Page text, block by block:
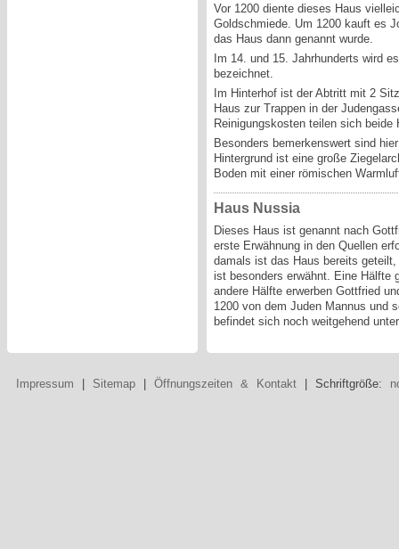
Vor 1200 diente dieses Haus
Goldschmiede. Um 1200 kauft es
das Haus dann genannt wurde.
Im 14. und 15. Jahrhunderts wird
bezeichnet.
Im Hinterhof ist der Abtritt mit 2
Haus zur Trappen in der
Reinigungskosten teilen sich beide
Besonders bemerkenswert sind
Hintergrund ist eine große
Boden mit einer römischen
Haus Nussia
Dieses Haus ist genannt nach
erste Erwähnung in den Quellen
damals ist das Haus bereits
ist besonders erwähnt. Eine Hälfte
andere Hälfte erwerben Gottfried
1200 von dem Juden Mannus und
befindet sich noch weitgehend
Impressum | Sitemap | Öffnungszeiten & Kontakt | Schriftgröße: